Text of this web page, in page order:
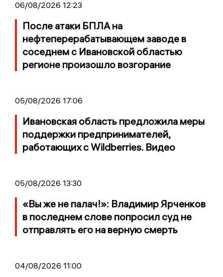
06/08/2026 12:23
После атаки БПЛА на
нефтеперерабатывающем заводе в
соседнем с Ивановской областью
регионе произошло возгорание
05/08/2026 17:06
Ивановская область предложила меры
поддержки предпринимателей,
работающих с Wildberries. Видео
05/08/2026 13:30
«Вы же не палач!»: Владимир Ярченков
в последнем слове попросил суд не
отправлять его на верную смерть
04/08/2026 11:00